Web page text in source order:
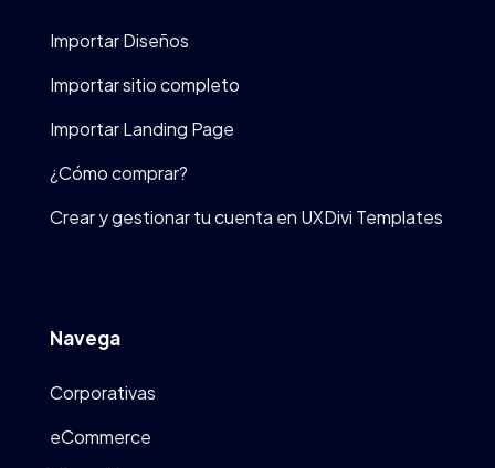
Importar Diseños
Importar sitio completo
Importar Landing Page
¿Cómo comprar?
Crear y gestionar tu cuenta en UXDivi Templates
Navega
Corporativas
eCommerce